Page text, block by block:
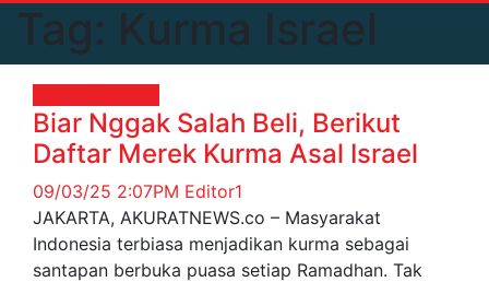
Tag: Kurma Israel
Biar Nggak Salah Beli, Berikut
Daftar Merek Kurma Asal Israel
09/03/25 2:07PM Editor1
JAKARTA, AKURATNEWS.co – Masyarakat
Indonesia terbiasa menjadikan kurma sebagai
santapan berbuka puasa setiap Ramadhan. Tak